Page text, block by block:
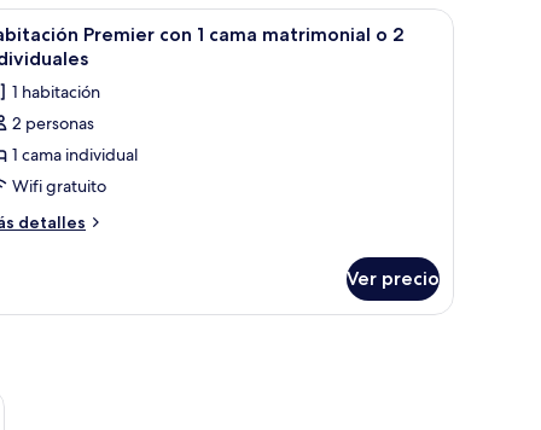
un televisor y un ventilador de techo.Habitación de hotel con una cama grande,
2
Premier con 1 cama matrimonial o 2
1 habitación
2 personas
1 cama individual
Wifi gratuito
detalles
Ver precio